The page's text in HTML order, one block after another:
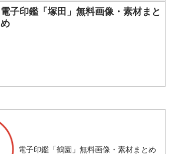
電子印鑑「塚田」無料画像・素材まと
め
電子印鑑「鶴園」無料画像・素材まとめ